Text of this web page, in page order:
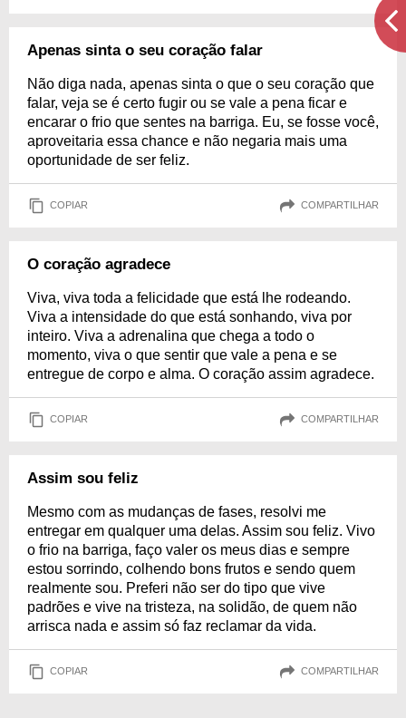
Apenas sinta o seu coração falar
Não diga nada, apenas sinta o que o seu coração que
falar, veja se é certo fugir ou se vale a pena ficar e
encarar o frio que sentes na barriga. Eu, se fosse você,
aproveitaria essa chance e não negaria mais uma
oportunidade de ser feliz.
COPIAR COMPARTILHAR
O coração agradece
Viva, viva toda a felicidade que está lhe rodeando.
Viva a intensidade do que está sonhando, viva por
inteiro. Viva a adrenalina que chega a todo o
momento, viva o que sentir que vale a pena e se
entregue de corpo e alma. O coração assim agradece.
COPIAR COMPARTILHAR
Assim sou feliz
Mesmo com as mudanças de fases, resolvi me
entregar em qualquer uma delas. Assim sou feliz. Vivo
o frio na barriga, faço valer os meus dias e sempre
estou sorrindo, colhendo bons frutos e sendo quem
realmente sou. Preferi não ser do tipo que vive
padrões e vive na tristeza, na solidão, de quem não
arrisca nada e assim só faz reclamar da vida.
COPIAR COMPARTILHAR